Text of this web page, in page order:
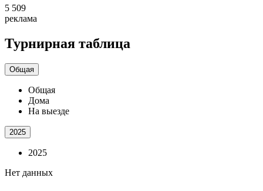
5 509
реклама
Турнирная таблица
Общая
Общая
Дома
На выезде
2025
2025
Нет данных